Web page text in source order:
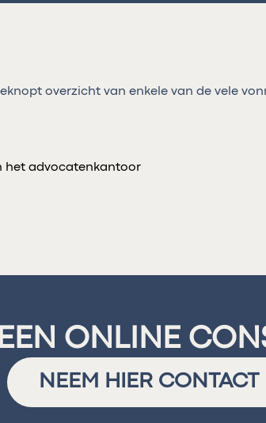
overzicht van enkele van de vele
het advocatenkantoor
ONLINE
NEEM HIER